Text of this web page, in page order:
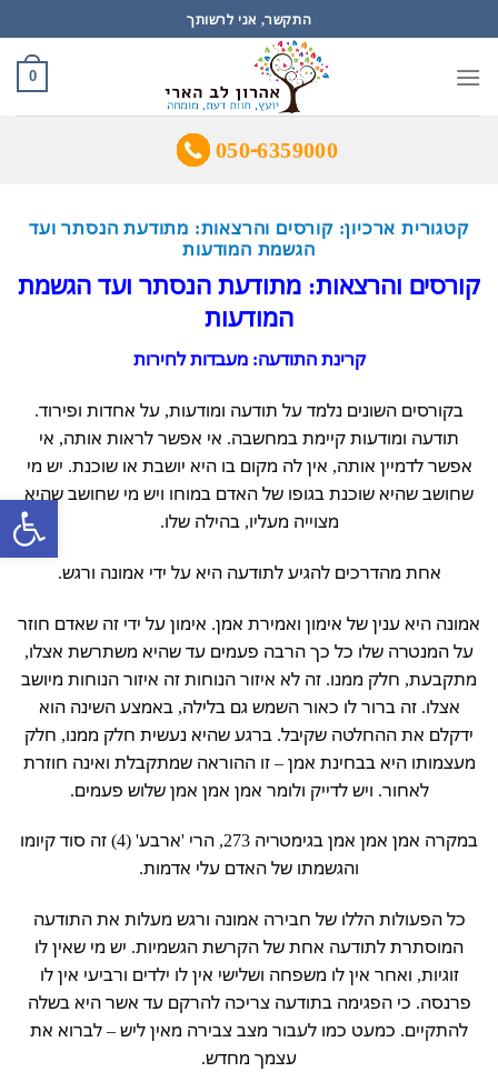
פתח
to
content
התקשר, אני לרשותך
0
050-6359000
קטגורית ארכיון:קורסים והרצאות: מתודעת הנסתר ועד
הגשמת המודעות
קורסים והרצאות: מתודעת הנסתר ועד הגשמת
המודעות
קרינת התודעה: מעבדות לחירות
בקורסים השונים נלמד על תודעה ומודעות, על אחדות ופירוד.
תודעה ומודעות קיימת במחשבה. אי אפשר לראות אותה, אי
אפשר לדמיין אותה, אין לה מקום בו היא יושבת או שוכנת. יש מי
שחושב שהיא שוכנת בגופו של האדם במוחו ויש מי שחושב שהיא
מצוייה מעליו, בהילה שלו.
אחת מהדרכים להגיע לתודעה היא על ידי אמונה ורגש.
אמונה היא ענין של אימון ואמירת אמן. אימון על ידי זה שאדם חוזר
על המנטרה שלו כל כך הרבה פעמים עד שהיא משתרשת אצלו,
מתקבעת, חלק ממנו. זה לא איזור הנוחות זה איזור הנוחות מיושב
אצלו. זה ברור לו כאור השמש גם בלילה, באמצע השינה הוא
ידקלם את ההחלטה שקיבל. ברגע שהיא נעשית חלק ממנו, חלק
מעצמותו היא בבחינת אמן – זו ההוראה שמתקבלת ואינה חוזרת
לאחור. ויש לדייק ולומר אמן אמן אמן שלוש פעמים.
במקרה אמן אמן אמן בגימטריה 273, הרי 'ארבע' (4) זה סוד קיומו
והגשמתו של האדם עלי אדמות.
כל הפעולות הללו של חבירה אמונה ורגש מעלות את התודעה
המוסתרת לתודעה אחת של הקרשת הגשמיות. יש מי שאין לו
זוגיות, ואחר אין לו משפחה ושלישי אין לו ילדים ורביעי אין לו
פרנסה. כי הפגימה בתודעה צריכה להרקם עד אשר היא בשלה
להתקיים. כמעט כמו לעבור מצב צבירה מאין ליש – לברוא את
עצמך מחדש.